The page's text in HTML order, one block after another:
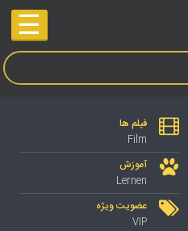
☰
فیلم ها
Film
آموزش
Lernen
عضویت ویژه
VIP